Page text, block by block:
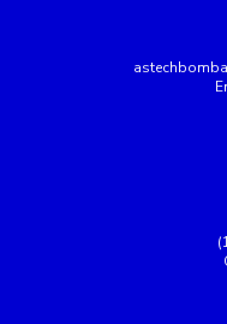
Conserto de bomba
Empresa de
Empresa de tubulação
Empresa montagem de